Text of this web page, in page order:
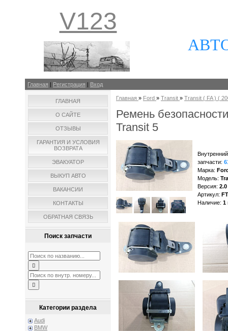
V123
Главная | Регистрация | Вход
ГЛАВНАЯ
О САЙТЕ
ОТЗЫВЫ
ГАРАНТИЯ И УСЛОВИЯ
ВОЗВРАТА
ЭВАКУАТОР
ВЫКУП АВТО
ВАКАНСИИ
КОНТАКТЫ
ОБРАТНАЯ СВЯЗЬ
Поиск запчасти
Категории раздела
Audi
BMW
Главная » Ford » Transit » Transit ( FA ) (
Ремень
Transit 5
запчасти:
Марка:
Модель:
Версия:
Артикул:
Наличие: 1